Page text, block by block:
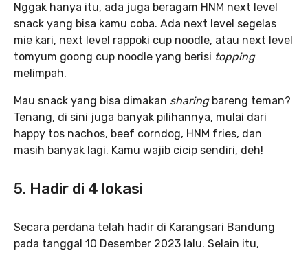
Nggak hanya itu, ada juga beragam HNM next level
snack yang bisa kamu coba. Ada next level segelas
mie kari, next level rappoki cup noodle, atau next level
tomyum goong cup noodle yang berisi topping
melimpah.
Mau snack yang bisa dimakan sharingbareng teman?
Tenang, di sini juga banyak pilihannya, mulai dari
happy tos nachos, beef corndog, HNM fries, dan
masih banyak lagi. Kamu wajib cicip sendiri, deh!
5. Hadir di 4 lokasi
Secara perdana telah hadir di Karangsari Bandung
pada tanggal 10 Desember 2023 lalu. Selain itu,